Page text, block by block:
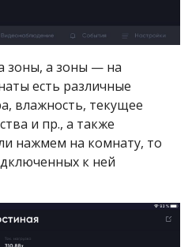
зоны, а зоны — на
есть различные
влажность, текущее
и пр., а также
нажмем на комнату, то
к ней